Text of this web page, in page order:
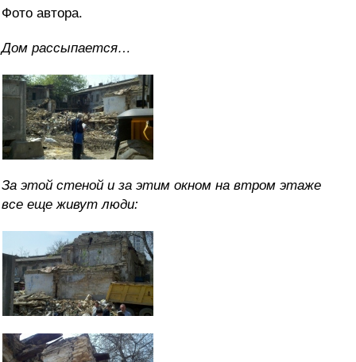
Фото автора.
Дом рассыпается…
За этой стеной и за этим окном на втром этаже
все еще живут люди: